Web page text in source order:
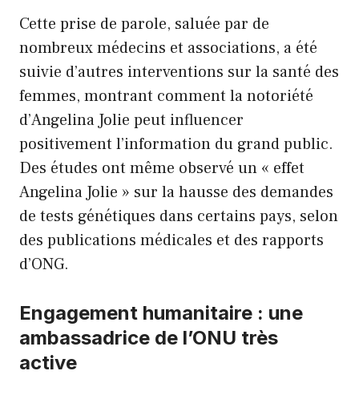
Cette prise de parole, saluée par de
nombreux médecins et associations, a été
suivie d’autres interventions sur la santé des
femmes, montrant comment la notoriété
d’Angelina Jolie peut influencer
positivement l’information du grand public.
Des études ont même observé un « effet
Angelina Jolie » sur la hausse des demandes
de tests génétiques dans certains pays, selon
des publications médicales et des rapports
d’ONG.
Engagement humanitaire : une
ambassadrice de l’ONU très
active